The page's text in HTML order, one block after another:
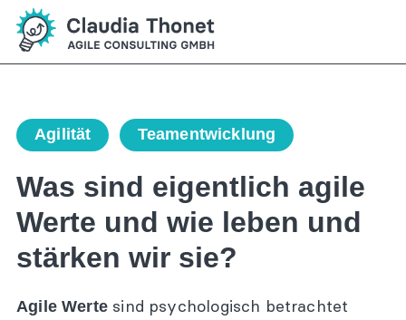
Inhalt
springen
Agile Coach Ausbildung
(Agile) Vertriebscoach Ausbildung
OKR Coach Ausbildung
Inhouse Ausbildungen
Kommunikationstrainer Ausbildung
Agile Führung Ausbildung
Agilität Teamentwicklung
Was sind eigentlich agile
Werte und wie leben und
stärken wir sie?
Agile Wertesind psychologisch betrachtet